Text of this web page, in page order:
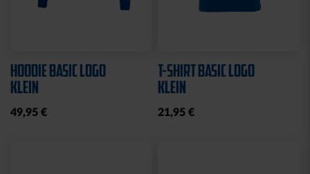
HOODIE BASIC LOGO
KLEIN
49,95 €
T-SHIRT BASIC LOGO
KLEIN
21,95 €